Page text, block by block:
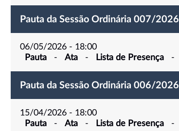
Pauta da Sessão Ordinária 007/2026
06/05/2026 - 18:00
Pauta
- Ata - Lista de Presença -
Pauta da Sessão Ordinária 006/2026
15/04/2026 - 18:00
Pauta
- Ata - Lista de Presença -